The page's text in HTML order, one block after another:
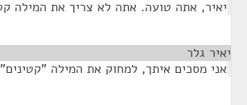
יאיר, אתה טועה. אתה לא צריך את המילה
יאיר גלר
אני מסכים איתך, למחוק את המילה "קטינים"